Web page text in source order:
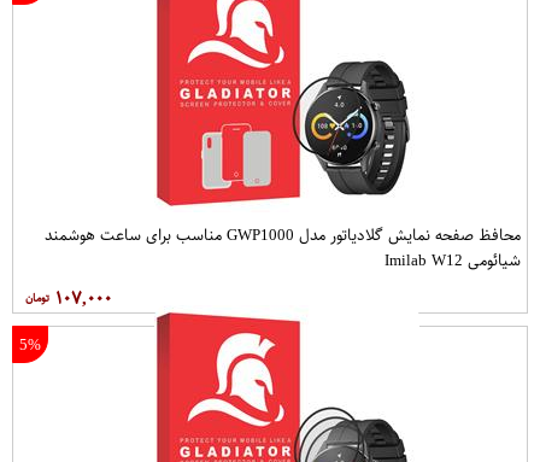
محافظ صفحه نمایش گلادیاتور مدل GWP1000 مناسب برای ساعت هوشمند
شیائومی Imilab W12
۱۰۷,۰۰۰
5%